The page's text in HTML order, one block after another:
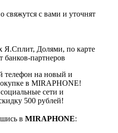
свяжутся с вами и уточнят
Я.Сплит, Долями, по карте
банков-партнеров
телефон на новый и
в MIRAPHONE!
сети и
500 рублей!
в MIRAPHONE: